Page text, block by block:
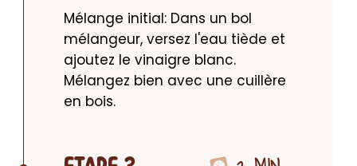
Mélange initial: Dans un bol
mélangeur, versez l'eau tiède et
ajoutez le vinaigre blanc.
Mélangez bien avec une cuillère
en bois.